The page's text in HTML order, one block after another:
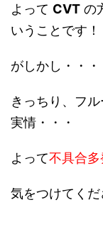
よって CVT の
いうことです！
がしかし・・・
きっちり、フ
実情・・・
よって不具合多
気をつけてくだ